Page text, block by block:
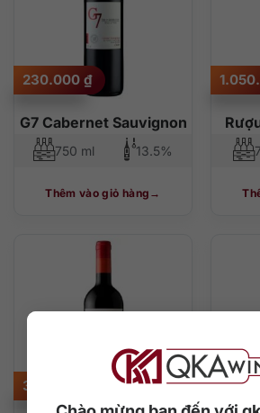
G7 Cabernet Sauvignon
230.000 ₫
750 ml 13.5%
Thêm vào giỏ hàng
390.000